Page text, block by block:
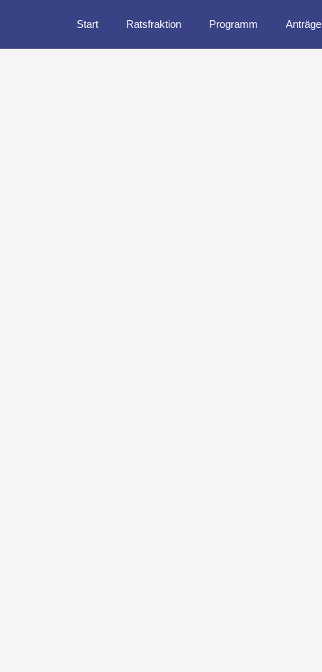
Start Ratsfraktion Programm Anträge